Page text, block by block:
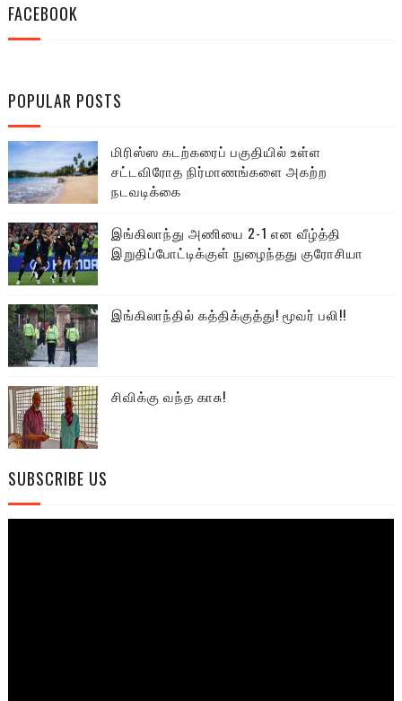
FACEBOOK
POPULAR POSTS
மிரிஸ்ஸ கடற்கரைப் பகுதியில் உள்ள
சட்டவிரோத நிர்மாணங்களை அகற்ற
நடவடிக்கை
இங்கிலாந்து அணியை 2-1 என வீழ்த்தி
இறுதிப்போட்டிக்குள் நுழைந்தது குரோசியா
இங்கிலாந்தில் கத்திக்குத்து! மூவர் பலி!!
சிவிக்கு வந்த காசு!
SUBSCRIBE US